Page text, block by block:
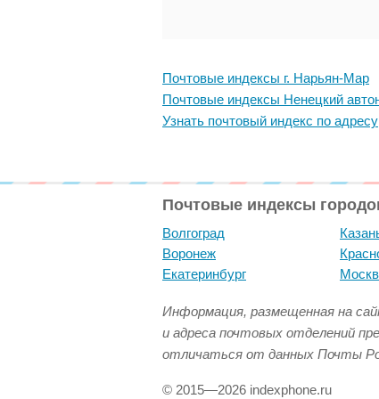
Почтовые индексы г. Нарьян-Мар
Почтовые индексы Ненецкий
Узнать почтовый индекс по адресу
Почтовые индексы
Волгоград
Воронеж
Екатеринбург
Информация, размещенная на
и адреса почтовых отделений
отличаться от данных Почты
© 2015—2026 indexphone.ru